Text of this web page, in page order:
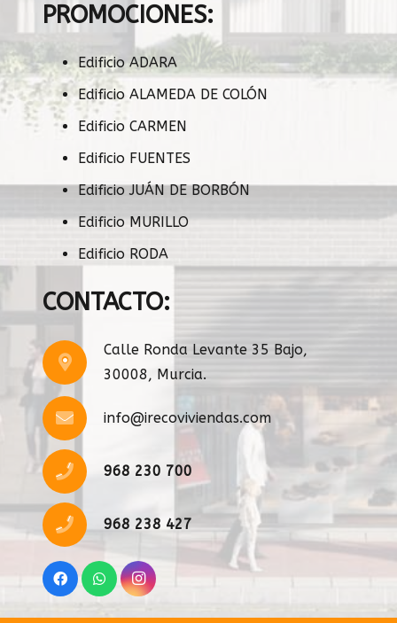
PROMOCIONES:
Edificio ADARA
Edificio ALAMEDA DE COLÓN
Edificio CARMEN
Edificio FUENTES
Edificio JUÁN DE BORBÓN
Edificio MURILLO
Edificio RODA
CONTACTO:
Calle Ronda Levante 35 Bajo,
30008, Murcia.
info@irecoviviendas.com
968 230 700
968 238 427